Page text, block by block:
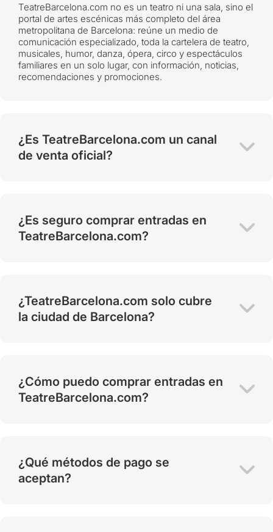
TeatreBarcelona.com no es un teatro ni una sala, sino el
portal de artes escénicas más completo del área
metropolitana de Barcelona: reúne un medio de
comunicación especializado, toda la cartelera de teatro,
musicales, humor, danza, ópera, circo y espectáculos
familiares en un solo lugar, con información, noticias,
recomendaciones y promociones.
¿Es TeatreBarcelona.com un canal
de venta oficial?
¿Es seguro comprar entradas en
TeatreBarcelona.com?
¿TeatreBarcelona.com solo cubre
la ciudad de Barcelona?
¿Cómo puedo comprar entradas en
TeatreBarcelona.com?
¿Qué métodos de pago se
aceptan?